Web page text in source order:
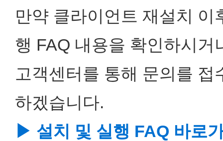
만약 클라이언트 재설치
행 FAQ 내용을 확인하시거
고객센터를 통해 문의를
하겠습니다.
▶ 설치 및 실행 FAQ 바로